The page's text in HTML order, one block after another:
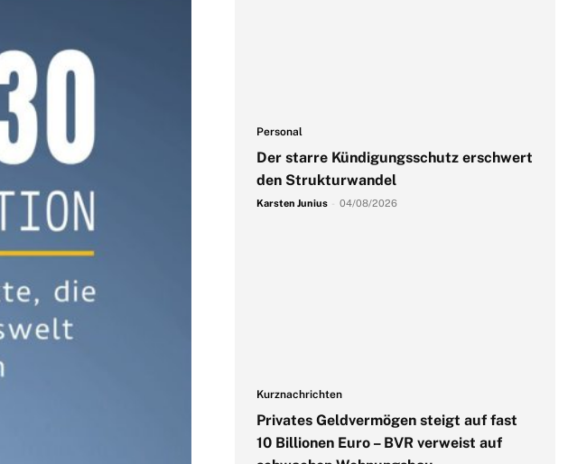
Personal
Der starre Kündigungsschutz erschwert
den Strukturwandel
Karsten Junius 04/08/2026
Kurznachrichten
Privates Geldvermögen steigt auf fast
10 Billionen Euro – BVR verweist auf